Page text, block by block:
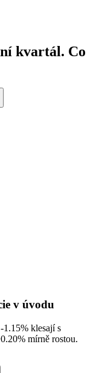
kvartál. Co
v úvodu
-1.15% klesají s
mírně rostou.